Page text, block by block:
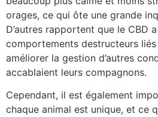
orages, ce qui ôte une grande
D’autres rapportent que le CBD
comportements destructeurs
améliorer la gestion d’autres
accablaient leurs compagnons.
Cependant, il est également
chaque animal est unique, et ce